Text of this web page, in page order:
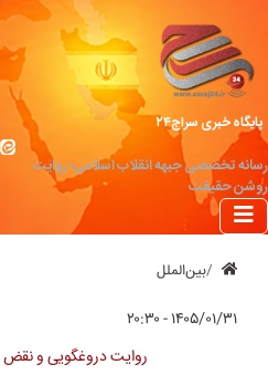
پایگاه خبری سراج۲۴
رسانه تخصصی جبهه انقلاب اسلامی؛ روایت
روشن حقیقت
بین‌الملل
۱۴۰۵/۰۱/۳۱ - ۲۰:۳۰
روایت دروغگویی و نقض